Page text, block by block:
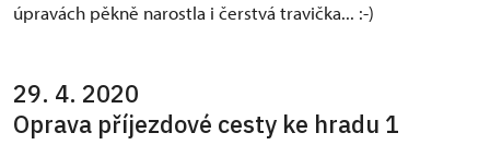
úpravách pěkně narostla i čerstvá travička... :-)
29. 4. 2020
Oprava příjezdové cesty ke hradu 1